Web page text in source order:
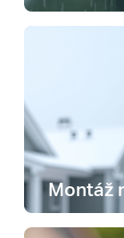
Montáž